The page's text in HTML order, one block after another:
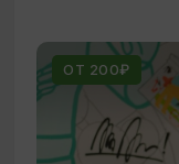
ОТ 200₽